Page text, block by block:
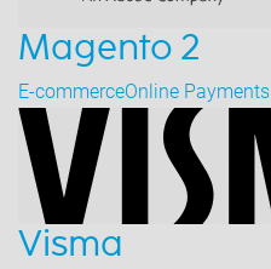
Magento 2
E-commerceOnline Payments
Visma